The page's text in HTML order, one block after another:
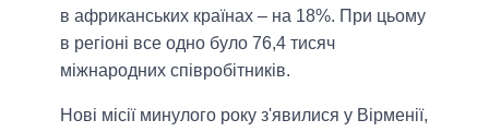
в африканських країнах – на 18%. При цьому
в регіоні все одно було 76,4 тисяч
міжнародних співробітників.
Нові місії минулого року з'явилися у Вірменії,